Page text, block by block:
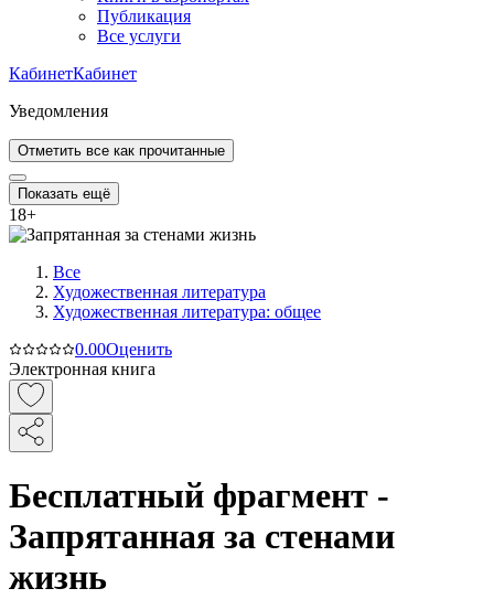
Публикация
Все услуги
КабинетКабинет
Уведомления
Отметить все как прочитанные
Показать ещё
18+
Все
Художественная литература
Художественная литература: общее
0.00Оценить
Электронная книга
Бесплатный фрагмент -
Запрятанная за стенами
жизнь